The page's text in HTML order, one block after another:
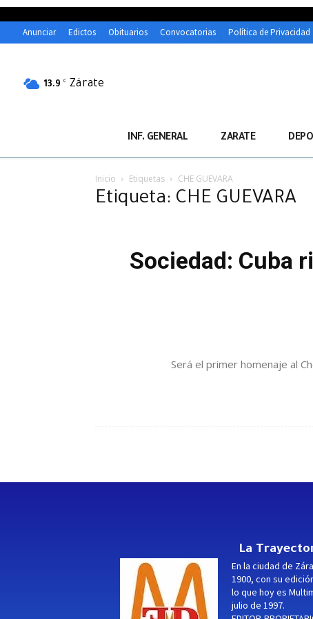
Anunciar Edictos Obituarios Convocatorias Política de Privacidad
13.9 C Zárate
INF. GENERAL ZARATE
Inicio Etiquetas CHE GUEVARA
Etiqueta: CHE GUEVARA
Sociedad: Cuba
Será el primer homenaje al
La
En la ciudad de
1900, con su
lo que hoy es
julio de 1997.